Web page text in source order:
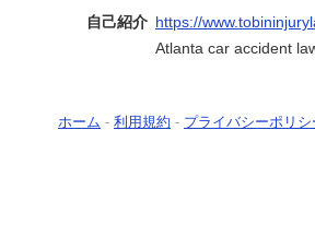
自己紹介 https://
Atlanta car accident
ホーム - 利用規約 - プライバシーポリシ